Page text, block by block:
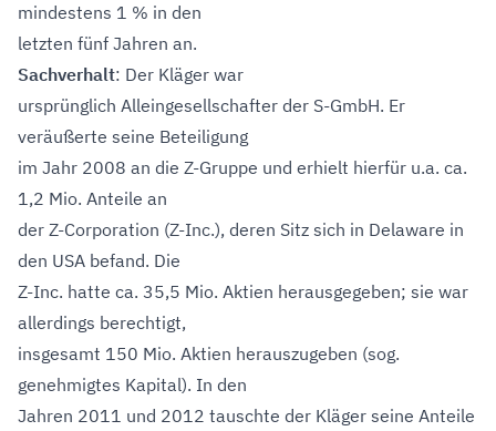
mindestens 1 % in den
letzten fünf Jahren an.
Sachverhalt: Der Kläger war
ursprünglich Alleingesellschafter der S-GmbH. Er
veräußerte seine Beteiligung
im Jahr 2008 an die Z-Gruppe und erhielt hierfür u.a. ca.
1,2 Mio. Anteile an
der Z-Corporation (Z-Inc.), deren Sitz sich in Delaware in
den USA befand. Die
Z-Inc. hatte ca. 35,5 Mio. Aktien herausgegeben; sie war
allerdings berechtigt,
insgesamt 150 Mio. Aktien herauszugeben (sog.
genehmigtes Kapital). In den
Jahren 2011 und 2012 tauschte der Kläger seine Anteile